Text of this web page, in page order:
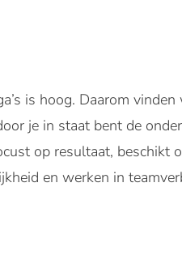
is hoog. Daarom vinden
je in staat bent de
op resultaat, beschikt
en werken in